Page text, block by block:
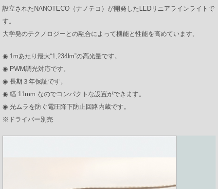
プロダクトポートフォリオ
コーポレートメッセージ
設立されたNANOTECO（ナノテコ）が開発したLEDリニアラインライトで
す。
大学発のテクノロジーとの融合によって機能と性能を高めています。
◉ 1mあたり最大“1,234lm”の高光量です。
◉ PWM調光対応です。
◉ 長期３年保証です。
◉ 幅 11mm なのでコンパクトな設置ができます。
◉ 光ムラを防ぐ電圧降下防止回路内蔵です。
※ドライバー別売